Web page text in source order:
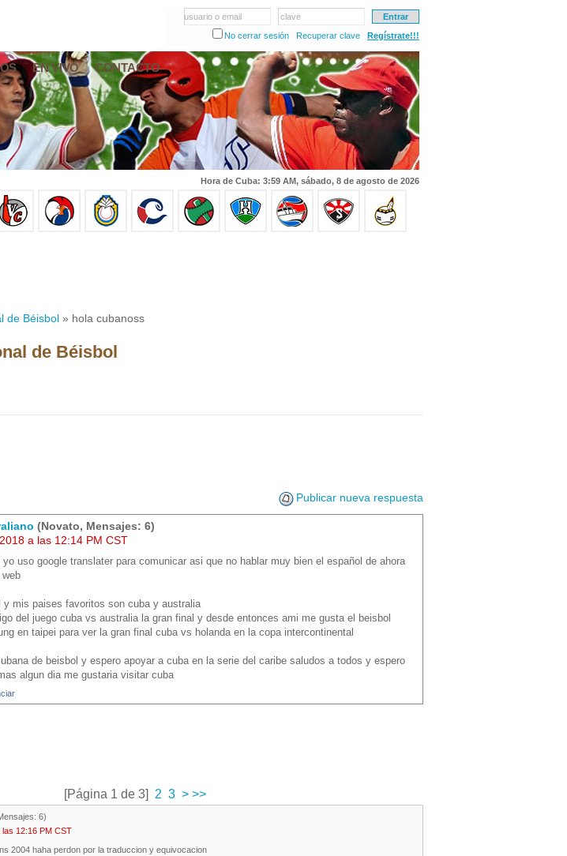
usuario o email
clave
No cerrar sesión
Recuperar clave Regístrate!!!
EN VIVO CONTACTO
Hora de Cuba: 3:59 AM, sábado, 8 de agosto de 2026
de Béisbol » hola cubanoss
de Béisbol
Publicar nueva respuesta
(Novato, Mensajes: 6)
a las 12:14 PM CST
uso google translater para comunicar asi que no hablar muy bien el español de ahora
mis paises favoritos son cuba y australia
del juego cuba vs australia la gran final y desde entonces ami me gusta el beisbol
en taipei para ver la gran final cuba vs holanda en la copa intercontinental
de beisbol y espero apoyar a cuba en la serie del caribe saludos a todos y espero
algun dia me gustaria visitar cuba
[Página 1 de 3] 2 3 > >>
6)
12:16 PM CST
2004 haha perdon por la traduccion y equivocacion